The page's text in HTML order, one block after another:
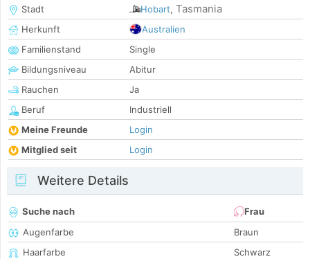
Stadt
Hobart, Tasmania
Herkunft
Australien
Familienstand
Single
Bildungsniveau
Abitur
Rauchen
Ja
Beruf
Industriell
Meine Freunde
Login
Mitglied seit
Login
Weitere Details
Suche nach
Frau
Augenfarbe
Braun
Haarfarbe
Schwarz